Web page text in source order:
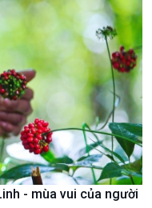
- mùa vui của người